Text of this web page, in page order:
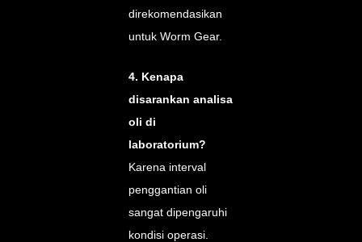
direkomendasikan
untuk Worm Gear.
4. Kenapa
disarankan analisa
oli di
laboratorium?
Karena interval
penggantian oli
sangat dipengaruhi
kondisi operasi.